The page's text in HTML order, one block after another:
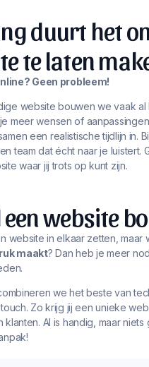
duurt het
te laten
Geen probleem!
website bouwen we vaak al
meer wensen of
een realistische tijdlijn in.
team dat écht naar je luistert.
waar jij trots op kunt zijn.
een website
website in elkaar zetten, maar
maakt? Dan heb je meer
we het beste van
Zo krijg jij een unieke
klanten. AI is handig, maar